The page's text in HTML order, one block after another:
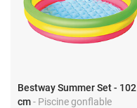
Bestway Summer Set - 102
cm- Piscine gonflable